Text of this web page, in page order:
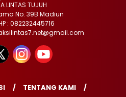
LINTAS TUJUH
No. 39B Madiun
: 082232445716
TENTANG KAMI